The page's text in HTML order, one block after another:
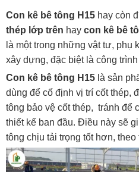
Con kê bê tông H15hay còn
thép lớp trên haycon kê bê
là một trong những vật tư, phụ
xây dựng, đặc biệt là công
Con kê bê tông H15là sản
dùng để cố định vị trí cốt thép,
tông bảo vệ cốt thép, tránh để
thiết kế ban đầu. Điều này sẽ
tông chịu tải trọng tốt hơn, theo